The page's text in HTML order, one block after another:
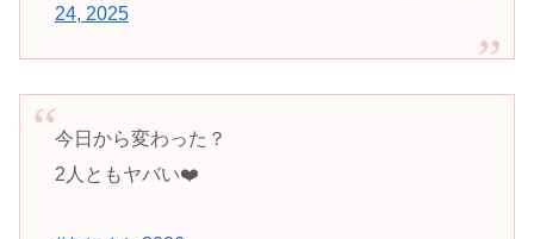
24, 2025
今日から変わった？
2人ともヤバい❤️‍